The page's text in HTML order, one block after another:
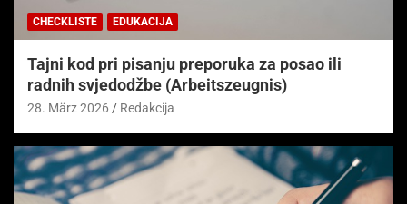
CHECKLISTE EDUKACIJA
Tajni kod pri pisanju preporuka za posao ili
radnih svjedodžbe (Arbeitszeugnis)
28. März 2026 Redakcija